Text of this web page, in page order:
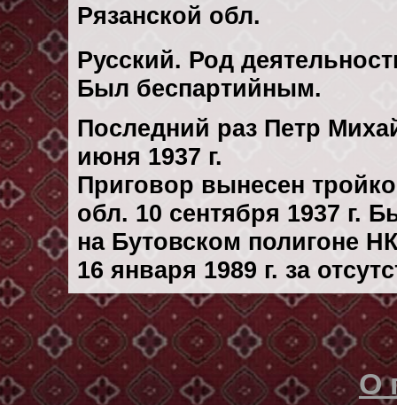
Рязанской обл.
Русский. Род
Был беспартийным.
Последний раз Петр
июня 1937 г.
Приговор вынесен
обл. 10 сентября 1937 г.
на Бутовском полигоне
16 января 1989 г. за
О